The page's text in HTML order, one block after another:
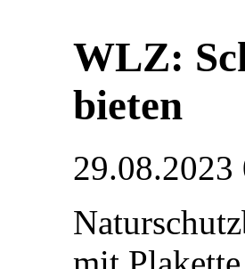
WLZ:
bieten
29.08.2023